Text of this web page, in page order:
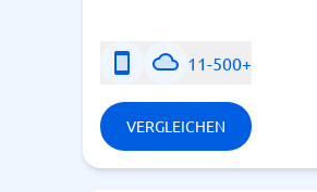
11-500+
VERGLEICHEN